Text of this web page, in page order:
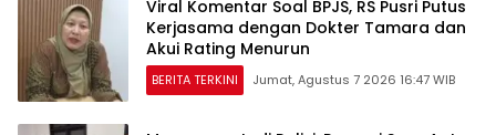
Viral Komentar Soal BPJS, RS Pusri Putus
Kerjasama dengan Dokter Tamara dan
Akui Rating Menurun
BERITA TERKINI Jumat, Agustus 7 2026 16:47 WIB